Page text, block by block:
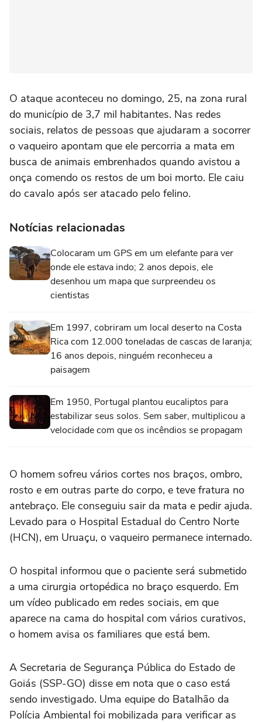
O ataque aconteceu no domingo, 25, na zona rural
do município de 3,7 mil habitantes. Nas redes
sociais, relatos de pessoas que ajudaram a socorrer
o vaqueiro apontam que ele percorria a mata em
busca de animais embrenhados quando avistou a
onça comendo os restos de um boi morto. Ele caiu
do cavalo após ser atacado pelo felino.
Notícias relacionadas
Colocaram um GPS em um elefante para ver
onde ele estava indo; 2 anos depois, ele
desenhou um mapa que surpreendeu os
cientistas
Em 1997, cobriram um local deserto na Costa
Rica com 12.000 toneladas de cascas de laranja;
16 anos depois, ninguém reconheceu a
paisagem
Em 1950, Portugal plantou eucaliptos para
estabilizar seus solos. Sem saber, multiplicou a
velocidade com que os incêndios se propagam
O homem sofreu vários cortes nos braços, ombro,
rosto e em outras parte do corpo, e teve fratura no
antebraço. Ele conseguiu sair da mata e pedir ajuda.
Levado para o Hospital Estadual do Centro Norte
(HCN), em Uruaçu, o vaqueiro permanece internado.
O hospital informou que o paciente será submetido
a uma cirurgia ortopédica no braço esquerdo. Em
um vídeo publicado em redes sociais, em que
aparece na cama do hospital com vários curativos,
o homem avisa os familiares que está bem.
A Secretaria de Segurança Pública do Estado de
Goiás (SSP-GO) disse em nota que o caso está
sendo investigado. Uma equipe do Batalhão da
Polícia Ambiental foi mobilizada para verificar as